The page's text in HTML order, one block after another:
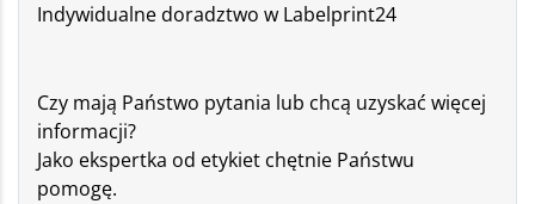
Indywidualne doradztwo w Labelprint24
Czy mają Państwo pytania lub chcą uzyskać więcej
informacji?
Jako ekspertka od etykiet chętnie Państwu
pomogę.